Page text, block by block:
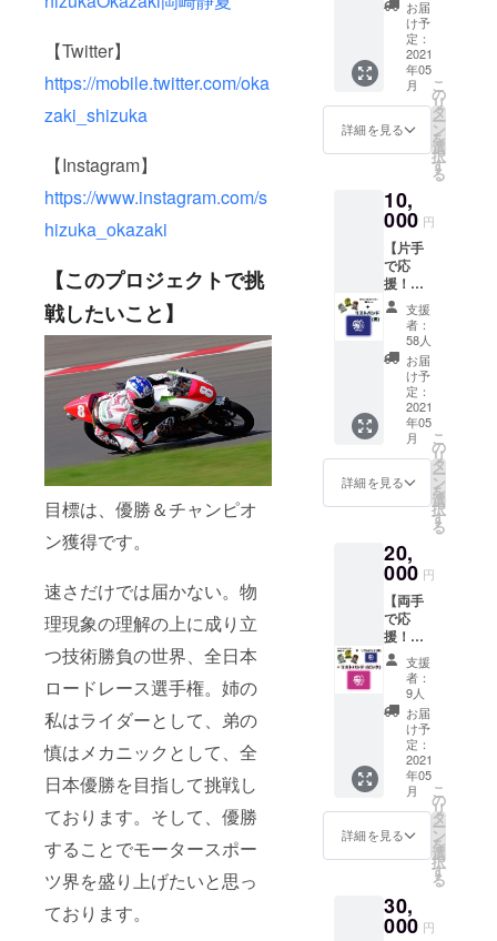
【Twitter】
https://mobile.twitter.com/oka
zaki_shizuka
【Instagram】
https://www.instagram.com/s
hizuka_okazaki
【このプロジェクトで挑
戦したいこと】
目標は、優勝＆チャンピオ
ン獲得です。
速さだけでは届かない。物
理現象の理解の上に成り立
つ技術勝負の世界、全日本
ロードレース選手権。姉の
私はライダーとして、弟の
慎はメカニックとして、全
日本優勝を目指して挑戦し
ております。そして、優勝
することでモータースポー
ツ界を盛り上げたいと思っ
ております。
セット
(非売品)
お届
け予
定：
2021
年05
月
詳細を見る
こ
の
リ
タ
ー
ン
を
選
択
す
る
10,
000 円
【片手
で応
援！】
ステッ
カー
セット
＋リス
トバン
ド 青
(全て非
売品)
支援
者：
58人
お届
け予
定：
2021
年05
月
詳細を見る
こ
の
リ
タ
ー
ン
を
選
択
す
る
20,
000 円
【両手
で応
援！！
】 ス
テッ
カー
セット
＋リス
トバン
ド 青＋
リスト
バンド
ピンク
(全て非
売品)
支援
者：
9人
お届
け予
定：
2021
年05
月
詳細を見る
こ
の
リ
タ
ー
ン
を
選
択
す
る
30,
000 円